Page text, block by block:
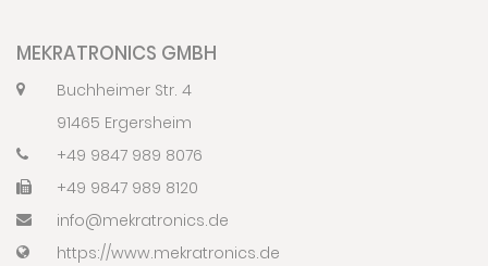
MEKRATRONICS GMBH
Buchheimer Str. 4
91465 Ergersheim
+49 9847 989 8076
+49 9847 989 8120
info@mekratronics.de
https://www.mekratronics.de